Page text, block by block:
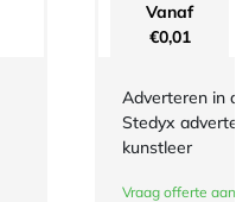
Vanaf
€0,01
Adverteren in
Stedyx
kunstleer
Vraag offerte aan